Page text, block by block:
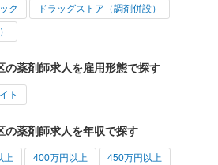
ク ドラッグストア（調剤併設）
の薬剤師求人を雇用形態で探す
ト
の薬剤師求人を年収で探す
上 400万円以上 450万円以上